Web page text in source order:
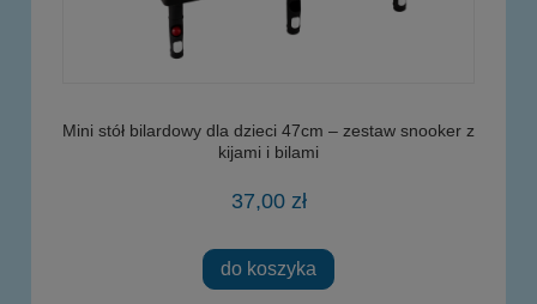
Mini stół bilardowy dla dzieci 47cm – zestaw snooker z
kijami i bilami
37,00 zł
do koszyka